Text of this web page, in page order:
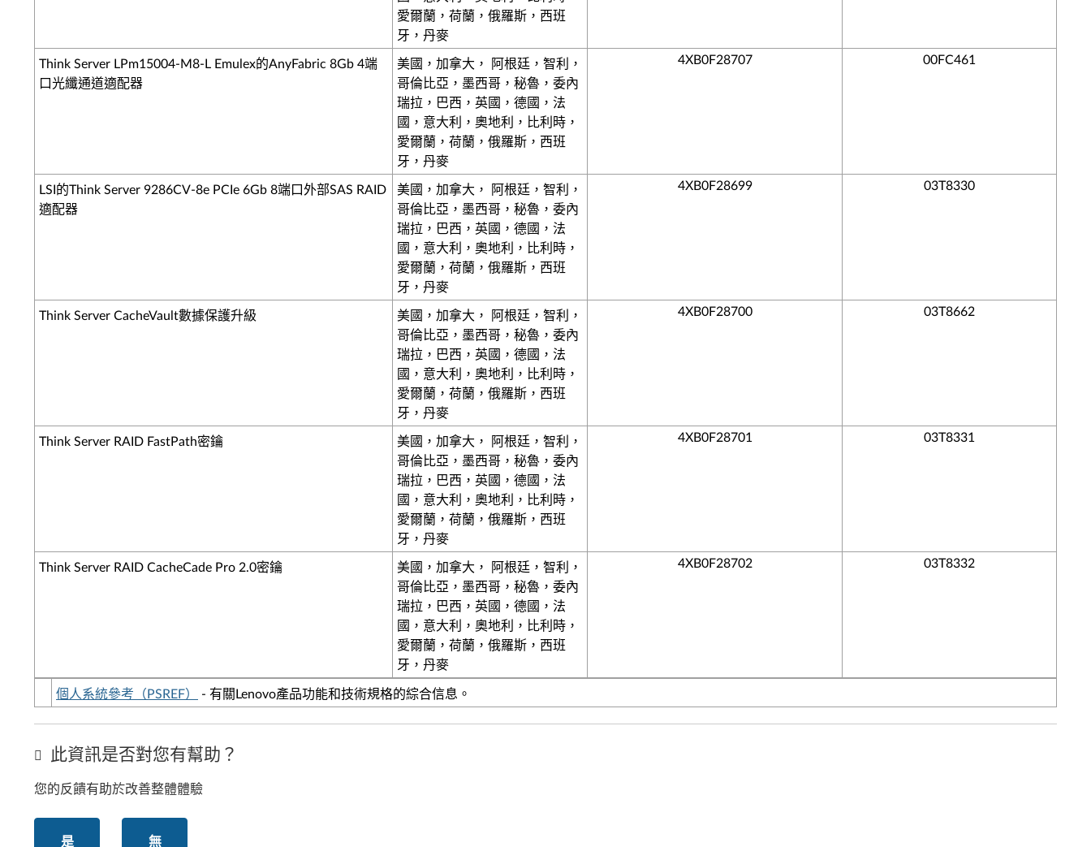
愛爾蘭，荷蘭，俄羅斯，西班
牙，丹麥
Think Server LPm15004-M8-L Emulex的AnyFabric 8Gb 4端
口光纖通道適配器
美國，加拿大， 阿根廷，智利，
哥倫比亞，墨西哥，秘魯，委內
瑞拉，巴西，英國，德國，法
國，意大利，奧地利，比利時，
愛爾蘭，荷蘭，俄羅斯，西班
牙，丹麥
4XB0F28707 00FC461
LSI的Think Server 9286CV-8e PCIe 6Gb 8端口外部SAS RAID
適配器
美國，加拿大， 阿根廷，智利，
哥倫比亞，墨西哥，秘魯，委內
瑞拉，巴西，英國，德國，法
國，意大利，奧地利，比利時，
愛爾蘭，荷蘭，俄羅斯，西班
牙，丹麥
4XB0F28699 03T8330
Think Server CacheVault數據保護升級
美國，加拿大， 阿根廷，智利，
哥倫比亞，墨西哥，秘魯，委內
瑞拉，巴西，英國，德國，法
國，意大利，奧地利，比利時，
愛爾蘭，荷蘭，俄羅斯，西班
牙，丹麥
4XB0F28700 03T8662
Think Server RAID FastPath密鑰
美國，加拿大， 阿根廷，智利，
哥倫比亞，墨西哥，秘魯，委內
瑞拉，巴西，英國，德國，法
國，意大利，奧地利，比利時，
愛爾蘭，荷蘭，俄羅斯，西班
牙，丹麥
4XB0F28701 03T8331
Think Server RAID CacheCade Pro 2.0密鑰
美國，加拿大， 阿根廷，智利，
哥倫比亞，墨西哥，秘魯，委內
瑞拉，巴西，英國，德國，法
國，意大利，奧地利，比利時，
愛爾蘭，荷蘭，俄羅斯，西班
牙，丹麥
4XB0F28702 03T8332
個人系統參考（PSREF） - 有關Lenovo產品功能和技術規格的綜合信息。
此資訊是否對您有幫助？
您的反饋有助於改善整體體驗
是 無